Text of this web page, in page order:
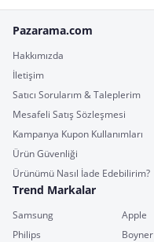
Pazarama.com
Hakkımızda
İletişim
Satıcı Sorularım & Taleplerim
Mesafeli Satış Sözleşmesi
Kampanya Kupon Kullanımları
Ürün Güvenliği
Ürünümü Nasıl İade Edebilirim?
Trend Markalar
Samsung Apple
Philips
Boyner